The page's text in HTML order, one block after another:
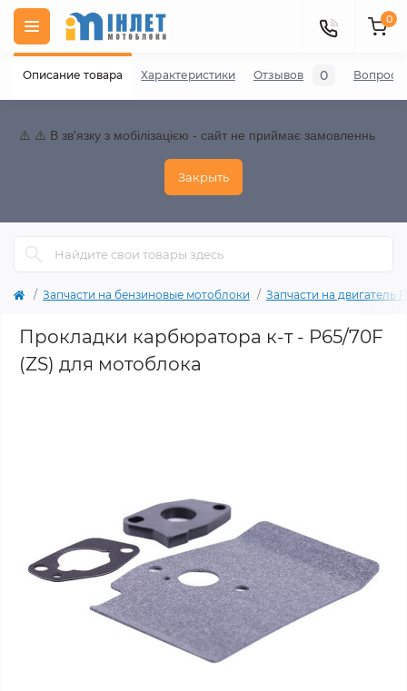
⚠️ ⚠️ В зв'язку з мобілізацією - сайт не приймає замовленнь
Закрыть
0
Запчасти на бензиновые мотоблоки Запчасти на двигатель
Прокладки карбюратора к-т - P65/70F
(ZS) для мотоблока
Описание товара Характеристики Отзывов 0 Вопросы